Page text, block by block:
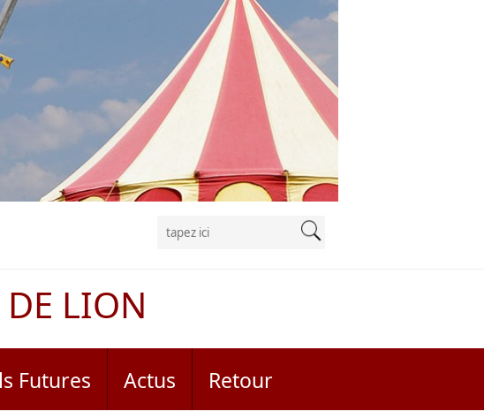
LION
Futures Actus Retour